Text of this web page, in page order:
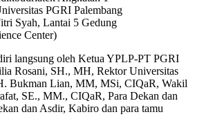
PGRI Palembang
Syah, Lantai 5 Gedung
Center)
langsung oleh Ketua YPLP-PT PGRI
Rosani, SH., MH, Rektor Universitas
Bukman Lian, MM, MSi, CIQaR, Wakil
SE., MM., CIQaR, Para Dekan dan
dan Asdir, Kabiro dan para tamu